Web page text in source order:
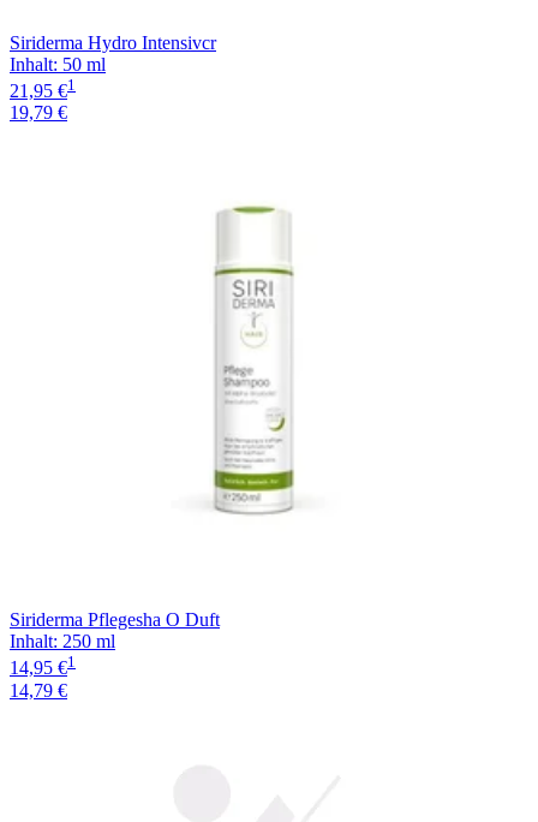
Siriderma Hydro Intensivcr
Inhalt: 50 ml
21,95 €1
19,79 €
Siriderma Pflegesha O Duft
Inhalt: 250 ml
14,95 €1
14,79 €